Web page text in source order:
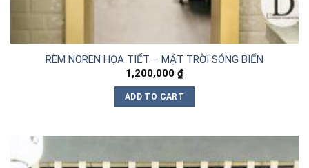
RÈM NOREN HỌA TIẾT – MẶT TRỜI SÓNG BIỂN
1,200,000 ₫
ADD TO CART